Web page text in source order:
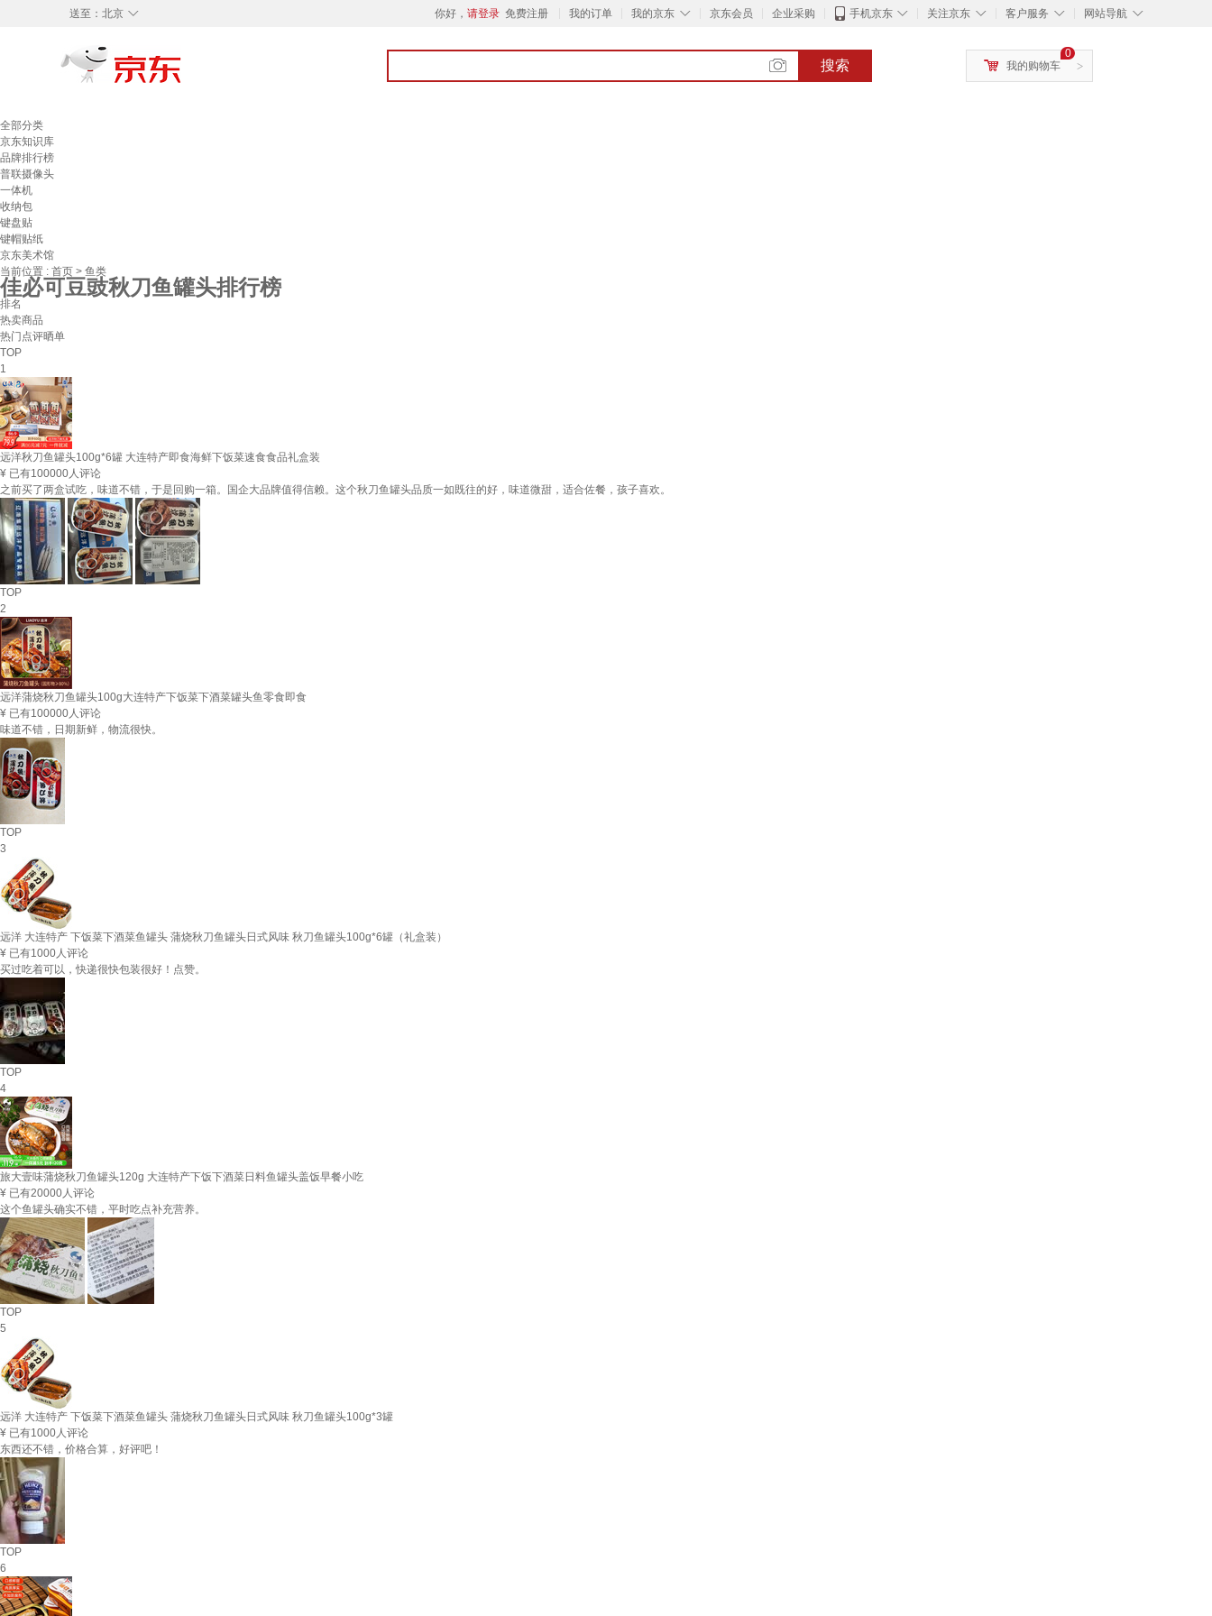
◇
送至： 北京 你好， 请登录 免费注册 我的订单 ◇
我的京东 京东会员 企业采购 ◇
手机京东 ◇
关注京东 ◇
客户服务 ◇
网站导航
搜索 >
0
我的购物车
全部分类
京东知识库
品牌排行榜
普联摄像头
一体机
收纳包
键盘贴
键帽贴纸
京东美术馆
当前位置 : 首页 > 鱼类
佳必可豆豉秋刀鱼罐头排行榜
排名
热卖商品
热门点评晒单
TOP
1
远洋秋刀鱼罐头100g*6罐 大连特产即食海鲜下饭菜速食食品礼盒装
¥ 已有100000人评论
之前买了两盒试吃，味道不错，于是回购一箱。国企大品牌值得信赖。这个秋刀鱼罐头品质一如既往的好，味道微甜，适合佐餐，孩子喜欢。
TOP
2
远洋蒲烧秋刀鱼罐头100g大连特产下饭菜下酒菜罐头鱼零食即食
¥ 已有100000人评论
味道不错，日期新鲜，物流很快。
TOP
3
远洋 大连特产 下饭菜下酒菜鱼罐头 蒲烧秋刀鱼罐头日式风味 秋刀鱼罐头100g*6罐（礼盒装）
¥ 已有1000人评论
买过吃着可以，快递很快包装很好！点赞。
TOP
4
旅大壹味蒲烧秋刀鱼罐头120g 大连特产下饭下酒菜日料鱼罐头盖饭早餐小吃
¥ 已有20000人评论
这个鱼罐头确实不错，平时吃点补充营养。
TOP
5
远洋 大连特产 下饭菜下酒菜鱼罐头 蒲烧秋刀鱼罐头日式风味 秋刀鱼罐头100g*3罐
¥ 已有1000人评论
东西还不错，价格合算，好评吧！
TOP
6